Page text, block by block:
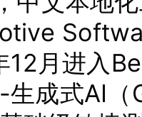
月进入
生成式AI